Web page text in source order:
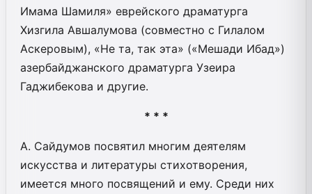
Имама Шамиля» еврейского драматурга
Хизгила Авшалумова (совместно с Гилалом
Аскеровым), «Не та, так эта» («Мешади Ибад»)
азербайджанского драматурга Узеира
Гаджибекова и другие.
* * *
А. Сайдумов посвятил многим деятелям
искусства и литературы стихотворения,
имеется много посвящений и ему. Среди них